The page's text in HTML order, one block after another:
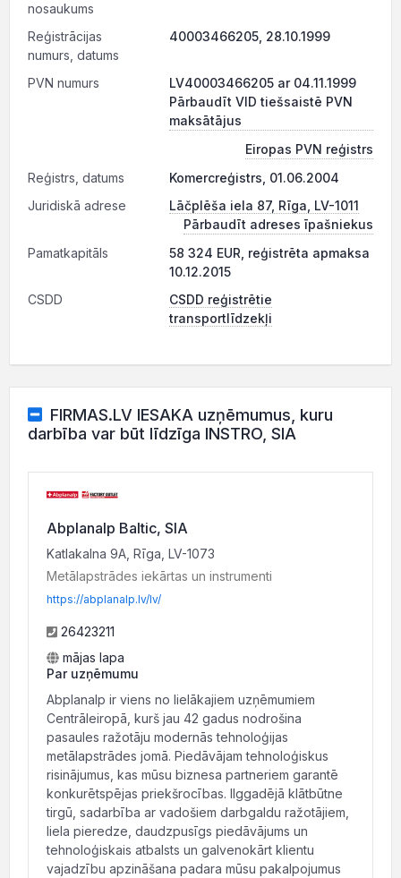
nosaukums
Reģistrācijas
numurs, datums
40003466205, 28.10.1999
PVN numurs
LV40003466205 ar 04.11.1999
Pārbaudīt VID tiešsaistē PVN
maksātājus
Eiropas PVN reģistrs
Reģistrs, datums
Komercreģistrs, 01.06.2004
Juridiskā adrese
Lāčplēša iela 87, Rīga, LV-1011
Pārbaudīt adreses īpašniekus
Pamatkapitāls
58 324 EUR, reģistrēta apmaksa
10.12.2015
CSDD
CSDD reģistrētie
transportlīdzekļi
FIRMAS.LV IESAKA uzņēmumus, kuru
darbība var būt līdzīga INSTRO, SIA
Abplanalp Baltic, SIA
Katlakalna 9A, Rīga, LV-1073
Metālapstrādes iekārtas un instrumenti
https://abplanalp.lv/lv/
26423211
mājas lapa
Par uzņēmumu
Abplanalp ir viens no lielākajiem uzņēmumiem
Centrāleiropā, kurš jau 42 gadus nodrošina
pasaules ražotāju modernās tehnoloģijas
metālapstrādes jomā. Piedāvājam tehnoloģiskus
risinājumus, kas mūsu biznesa partneriem garantē
konkurētspējas priekšrocības. Ilggadējā klātbūtne
tirgū, sadarbība ar vadošiem darbgaldu ražotājiem,
liela pieredze, daudzpusīgs piedāvājums un
tehnoloģiskais atbalsts un galvenokārt klientu
vajadzību apzināšana padara mūsu pakalpojumus